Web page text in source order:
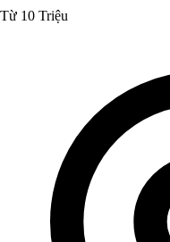
Từ 10 Triệu